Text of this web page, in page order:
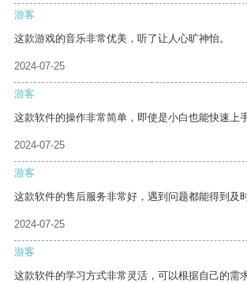
游客
这款游戏的音乐非常优美，听了让人心旷神怡。
2024-07-25
游客
这款软件的操作非常简单，即使是小白也能快速上手
2024-07-25
游客
这款软件的售后服务非常好，遇到问题都能得到及
2024-07-25
游客
这款软件的学习方式非常灵活，可以根据自己的需